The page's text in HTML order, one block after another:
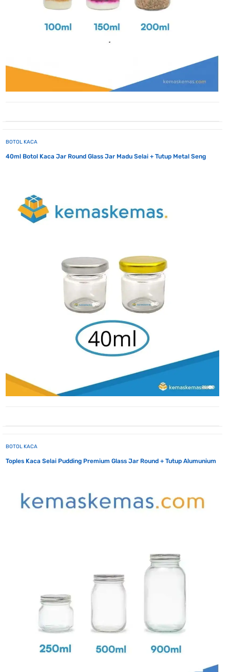
BOTOL KACA
40ml Botol Kaca Jar Round Glass Jar Madu Selai + Tutup Metal Seng
BOTOL KACA
Toples Kaca Selai Pudding Premium Glass Jar Round + Tutup Alumunium